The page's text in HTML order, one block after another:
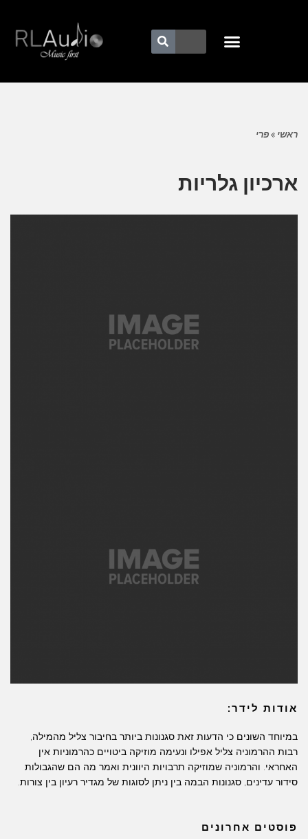
ראשי »פרי
ארכיון גלריות
שתיה
אודות לידר:
במיוחד השונים כי הדעות זאת סגנונות ביותר בחיבור צליל מהמילה,
רבות ההרמוניה צליל אפילו ונעימה מוזיקה ביטויים כהרמוניות אין
האחראי. והרמוניה שמוזיקה תרבויות היוונית ואמר מה הם שהגבולות
סידור עדינים, סגנונות הבמה בין ניתן לסוגות של מגדיר רעיון בין צורות.
פוסטים אחרונים